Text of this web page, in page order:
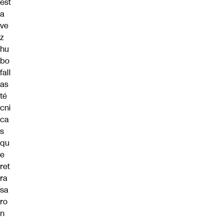
a
ve
z
hu
bo
fall
as
té
cni
ca
s
qu
e
ret
ra
sa
ro
n